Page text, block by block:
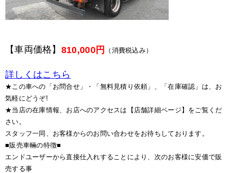
【車両価格】 810,000円 （消費税込み）
詳しくはこちら
★この車への「お問合せ」・「無料見積り依頼」、「在庫確認」は、お
気軽にどうぞ!
★当店の在庫情報、お店へのアクセスは【店舗詳細ページ】をご覧くだ
さい。
スタッフ一同、お客様からのお問い合わせをお待ちしております。
■販売車輛の特徴■
エンドユーザーから直接仕入れすることにより、次のお客様に安価で販
売する事